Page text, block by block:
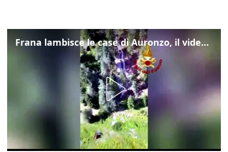
Frana lambisce le case di Auronzo, il video dall'elicottero dei vigili del fuoco